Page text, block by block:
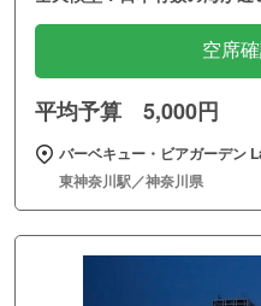
空席
平均予算 5,000円
バーベキュー・ビアガーデン
東神奈川駅／神奈川県